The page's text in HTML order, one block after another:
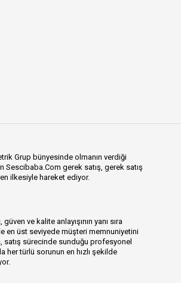
Grup bünyesinde olmanın verdiği
Sescibaba.Com gerek satış, gerek satış
ilkesiyle hareket ediyor.
ve kalite anlayışının yanı sıra
en üst seviyede müşteri memnuniyetini
satış sürecinde sunduğu profesyonel
her türlü sorunun en hızlı şekilde